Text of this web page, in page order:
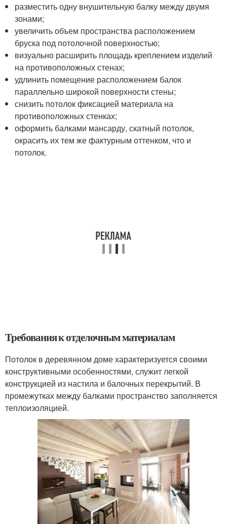
разместить одну внушительную балку между двумя
зонами;
увеличить объем пространства расположением
бруска под потолочной поверхностью;
визуально расширить площадь креплением изделий
на противоположных стенах;
удлинить помещение расположением балок
параллельно широкой поверхности стены;
снизить потолок фиксацией материала на
противоположных стенках;
оформить балками мансарду, скатный потолок,
окрасить их тем же фактурным оттенком, что и
потолок.
Требования к отделочным материалам
Потолок в деревянном доме характеризуется своими
конструктивными особенностями, служит легкой
конструкцией из настила и балочных перекрытий. В
промежутках между балками пространство заполняется
теплоизоляцией.